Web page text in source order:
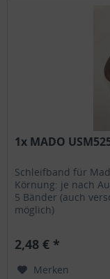
1x MADO
Schleifband für
Körnung: je nach
5 Bänder (auch
möglich)
2,48 € *
Merken